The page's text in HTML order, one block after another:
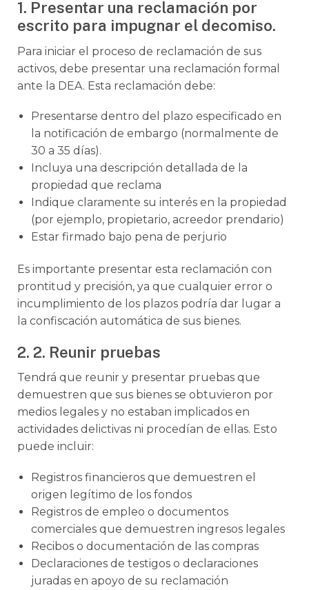
1. Presentar una reclamación por
escrito para impugnar el decomiso.
Para iniciar el proceso de reclamación de sus
activos, debe presentar una reclamación formal
ante la DEA. Esta reclamación debe:
Presentarse dentro del plazo especificado en
la notificación de embargo (normalmente de
30 a 35 días).
Incluya una descripción detallada de la
propiedad que reclama
Indique claramente su interés en la propiedad
(por ejemplo, propietario, acreedor prendario)
Estar firmado bajo pena de perjurio
Es importante presentar esta reclamación con
prontitud y precisión, ya que cualquier error o
incumplimiento de los plazos podría dar lugar a
la confiscación automática de sus bienes.
2. 2. Reunir pruebas
Tendrá que reunir y presentar pruebas que
demuestren que sus bienes se obtuvieron por
medios legales y no estaban implicados en
actividades delictivas ni procedían de ellas. Esto
puede incluir:
Registros financieros que demuestren el
origen legítimo de los fondos
Registros de empleo o documentos
comerciales que demuestren ingresos legales
Recibos o documentación de las compras
Declaraciones de testigos o declaraciones
juradas en apoyo de su reclamación